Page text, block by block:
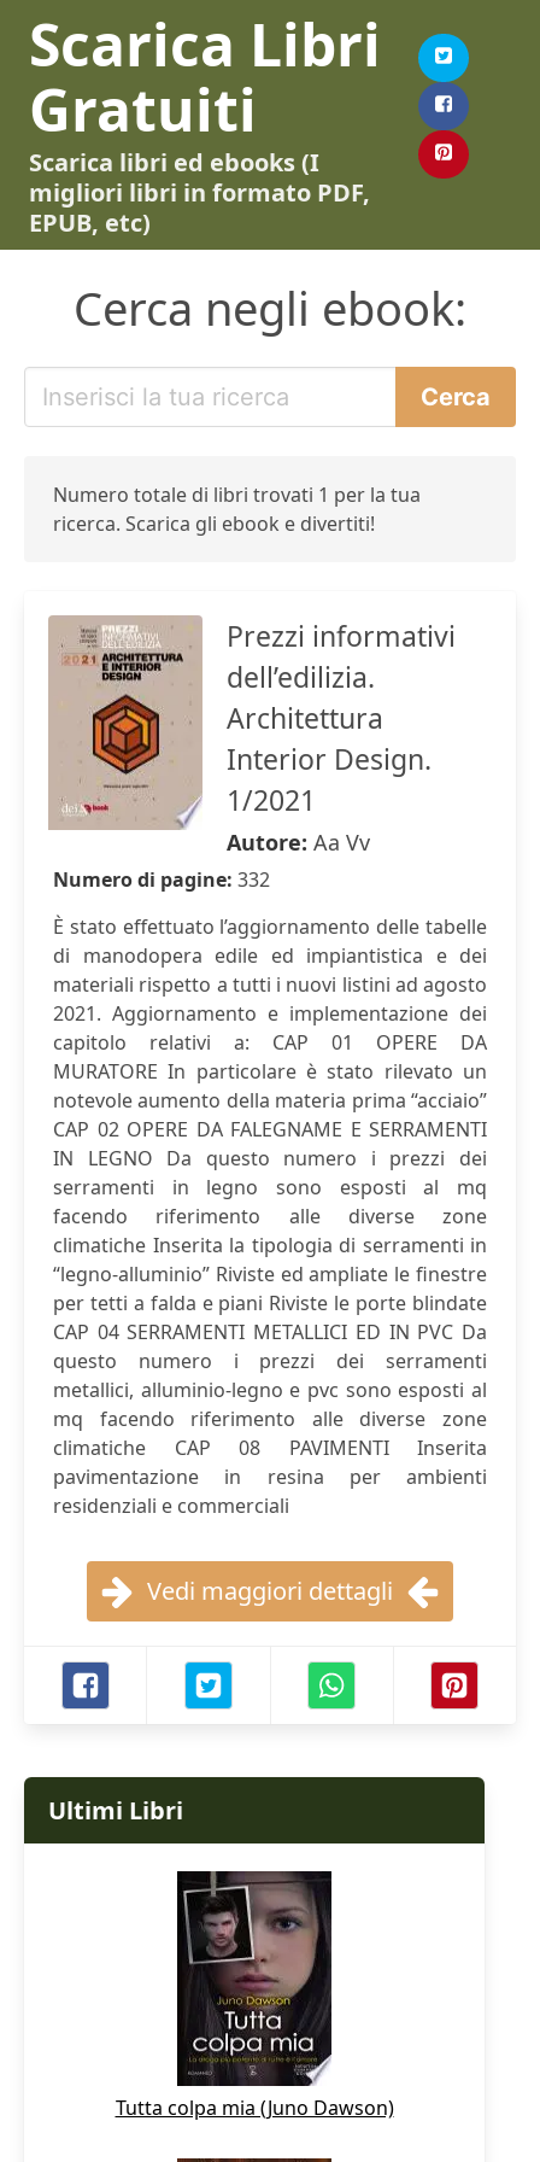
Scarica Libri
Gratuiti
Scarica libri ed ebooks (I
migliori libri in formato PDF,
EPUB, etc)
Cerca negli ebook:
Numero totale di libri trovati 1 per la tua
ricerca. Scarica gli ebook e divertiti!
Prezzi informativi
dell’edilizia.
Architettura
Interior Design.
1/2021
Autore: Aa Vv
Numero di pagine: 332
È stato effettuato l’aggiornamento delle tabelle
di manodopera edile ed impiantistica e dei
materiali rispetto a tutti i nuovi listini ad agosto
2021. Aggiornamento e implementazione dei
capitolo relativi a: CAP 01 OPERE DA
MURATORE In particolare è stato rilevato un
notevole aumento della materia prima “acciaio”
CAP 02 OPERE DA FALEGNAME E SERRAMENTI
IN LEGNO Da questo numero i prezzi dei
serramenti in legno sono esposti al mq
facendo riferimento alle diverse zone
climatiche Inserita la tipologia di serramenti in
“legno-alluminio” Riviste ed ampliate le finestre
per tetti a falda e piani Riviste le porte blindate
CAP 04 SERRAMENTI METALLICI ED IN PVC Da
questo numero i prezzi dei serramenti
metallici, alluminio-legno e pvc sono esposti al
mq facendo riferimento alle diverse zone
climatiche CAP 08 PAVIMENTI Inserita
pavimentazione in resina per ambienti
residenziali e commerciali
Vedi maggiori dettagli
Ultimi Libri
Tutta colpa mia (Juno Dawson)